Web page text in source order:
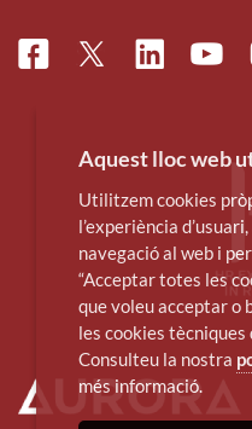
FacebookTwitterLinkedin
Aquest lloc web
Utilitzem cookies
l’experiència
navegació al web i
“Acceptar totes les
que voleu acceptar o
les cookies tècniques
Consulteu la nostra
més informació.